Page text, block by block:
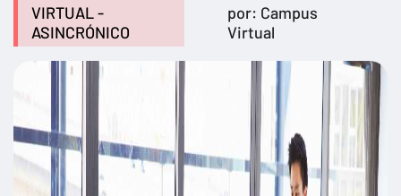
VIRTUAL -
ASINCRÓNICO
por: Campus
Virtual